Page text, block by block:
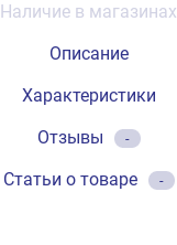
Наличие в магазинах
Описание
Характеристики
Отзывы
-
Статьи о товаре -